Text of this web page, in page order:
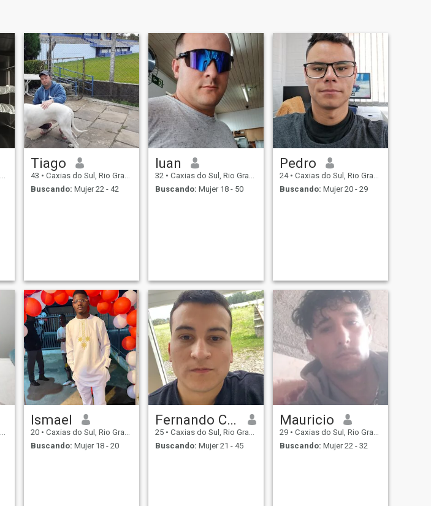
Tiago
43 • Caxias do Sul, Rio Grande do Sul, Brasil
Buscando: Mujer 22 - 42
luan
32 • Caxias do Sul, Rio Grande do Sul, Brasil
Buscando: Mujer 18 - 50
Pedro
24 • Caxias do Sul, Rio Grande do Sul, Brasil
Buscando: Mujer 20 - 29
Ismael
20 • Caxias do Sul, Rio Grande do Sul, Brasil
Buscando: Mujer 18 - 20
Fernando Chuquel
25 • Caxias do Sul, Rio Grande do Sul, Brasil
Buscando: Mujer 21 - 45
Mauricio
29 • Caxias do Sul, Rio Grande do Sul, Brasil
Buscando: Mujer 22 - 32